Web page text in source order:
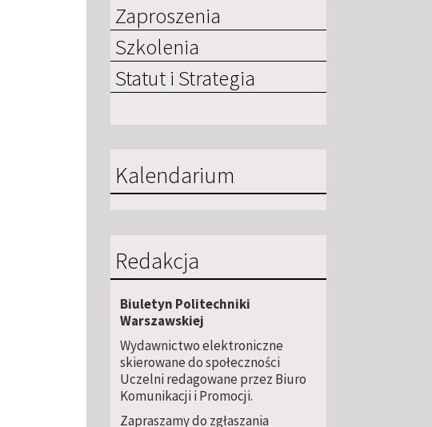
Zaproszenia
Szkolenia
Statut i Strategia
Kalendarium
Redakcja
Biuletyn Politechniki
Warszawskiej
Wydawnictwo elektroniczne
skierowane do społeczności
Uczelni redagowane przez Biuro
Komunikacji i Promocji.
Zapraszamy do zgłaszania